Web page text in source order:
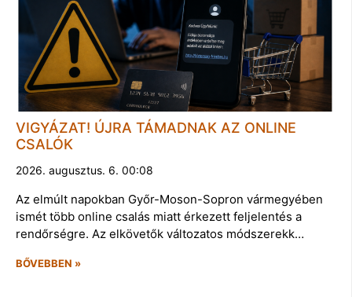
VIGYÁZAT! ÚJRA TÁMADNAK AZ ONLINE
CSALÓK
2026. augusztus. 6. 00:08
Az elmúlt napokban Győr-Moson-Sopron vármegyében
ismét több online csalás miatt érkezett feljelentés a
rendőrségre. Az elkövetők változatos módszerekk…
BŐVEBBEN »